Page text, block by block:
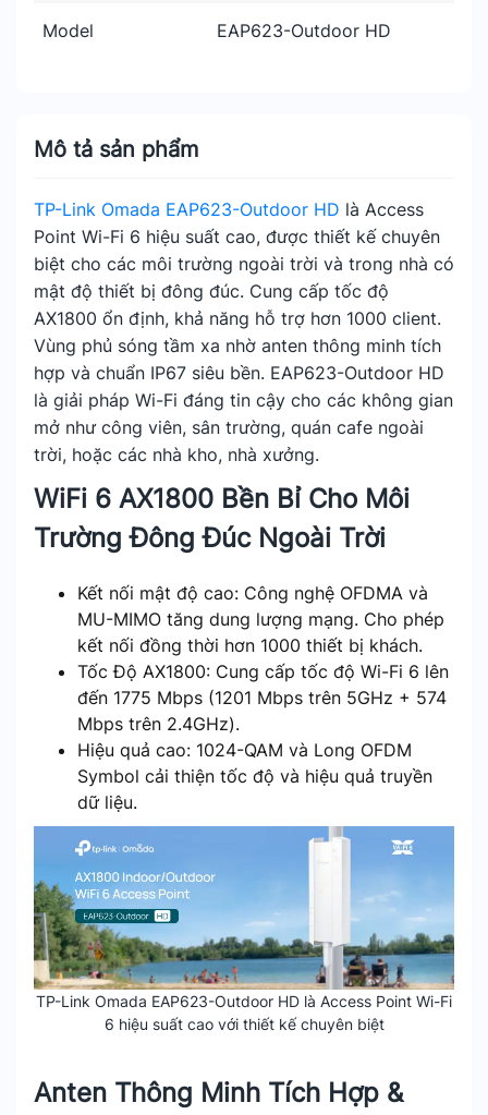
Mô tả sản phẩm
TP-Link Omada EAP623-Outdoor HD là Access
Point Wi-Fi 6 hiệu suất cao, được thiết kế chuyên
biệt cho các môi trường ngoài trời và trong nhà có
mật độ thiết bị đông đúc. Cung cấp tốc độ
AX1800 ổn định, khả năng hỗ trợ hơn 1000 client.
Vùng phủ sóng tầm xa nhờ anten thông minh tích
hợp và chuẩn IP67 siêu bền. EAP623-Outdoor HD
là giải pháp Wi-Fi đáng tin cậy cho các không gian
mở như công viên, sân trường, quán cafe ngoài
trời, hoặc các nhà kho, nhà xưởng.
WiFi 6 AX1800 Bền Bỉ Cho Môi
Trường Đông Đúc Ngoài Trời
Kết nối mật độ cao: Công nghệ OFDMA và
MU-MIMO tăng dung lượng mạng. Cho phép
kết nối đồng thời hơn 1000 thiết bị khách.
Tốc Độ AX1800: Cung cấp tốc độ Wi-Fi 6 lên
đến 1775 Mbps (1201 Mbps trên 5GHz + 574
Mbps trên 2.4GHz).
Hiệu quả cao: 1024-QAM và Long OFDM
Symbol cải thiện tốc độ và hiệu quả truyền
dữ liệu.
TP-Link Omada EAP623-Outdoor HD là Access Point Wi-Fi
6 hiệu suất cao với thiết kế chuyên biệt
Anten Thông Minh Tích Hợp &
Model
EAP623-Outdoor HD